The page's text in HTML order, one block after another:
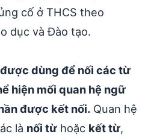
cố ở THCS theo
dục và Đào tạo.
dùng để nối các từ
hiện mối quan hệ ngữ
được kết nối. Quan hệ
là nối từ hoặc kết từ,